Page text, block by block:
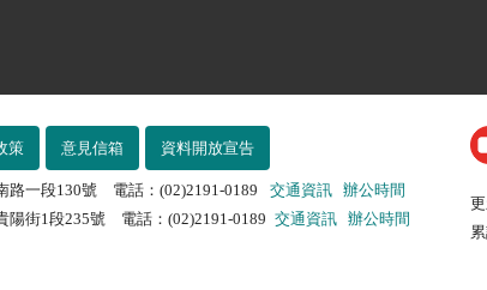
策 意見信箱 資料開放宣告
路一段130號 電話：(02)2191-0189 交通資訊
辦公時間
陽街1段235號 電話：(02)2191-0189 交通資訊 辦公時間